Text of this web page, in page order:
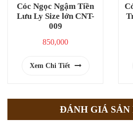
Cóc Ngọc Ngậm Tiền
Lưu Ly Size lớn CNT-
009
850,000
Xem Chi Tiết
ĐÁNH GIÁ SẢN